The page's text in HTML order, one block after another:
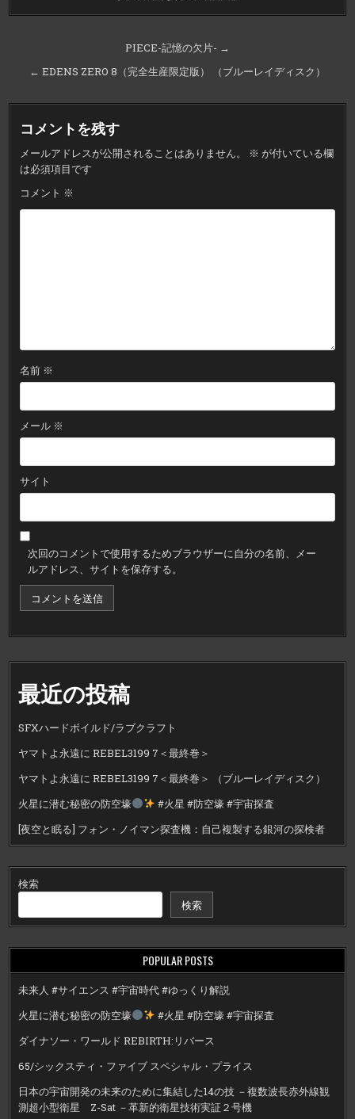
ゲ
ー
シ
ョ
PIECE-記憶の欠片- →
← EDENS ZERO 8（完全生産限定版） （ブルーレイディスク）
コメントを残す
メールアドレスが公開されることはありません。 ※ が付いている欄
は必須項目です
コメント ※
名前 ※
メール ※
サイト
次回のコメントで使用するためブラウザーに自分の名前、メー
ルアドレス、サイトを保存する。
最近の投稿
SFXハードボイルド/ラブクラフト
ヤマトよ永遠に REBEL3199 7＜最終巻＞
ヤマトよ永遠に REBEL3199 7＜最終巻＞ （ブルーレイディスク）
火星に潜む秘密の防空壕
#火星 #防空壕 #宇宙探査
[夜空と眠る] フォン・ノイマン探査機：自己複製する銀河の探検者
検索
検索
POPULAR POSTS
未来人 #サイエンス #宇宙時代 #ゆっくり解説
火星に潜む秘密の防空壕
#火星 #防空壕 #宇宙探査
ダイナソー・ワールド REBIRTH:リバース
65/シックスティ・ファイブ スペシャル・プライス
日本の宇宙開発の未来のために集結した14の技 －複数波長赤外線観
測超小型衛星 Z-Sat －革新的衛星技術実証２号機